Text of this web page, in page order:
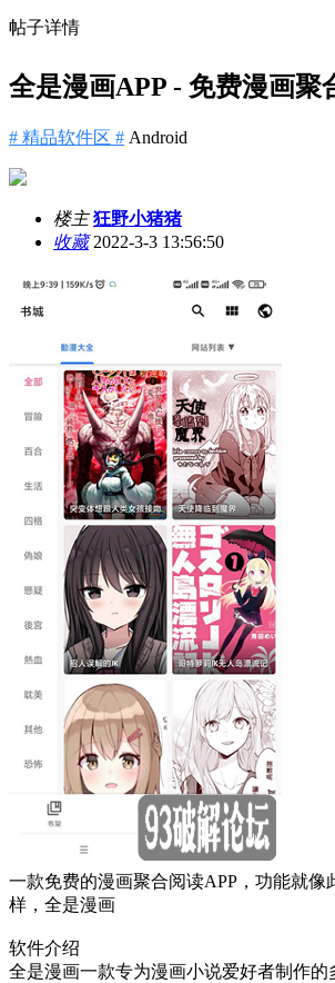
帖子详情
全是漫画APP - 免费漫画聚
# 精品软件区 # Android
楼主 狂野小猪猪
收藏2022-3-3 13:56:50
一款免费的漫画聚合阅读APP，功能就像
样，全是漫画
软件介绍
全是漫画一款专为漫画小说爱好者制作的